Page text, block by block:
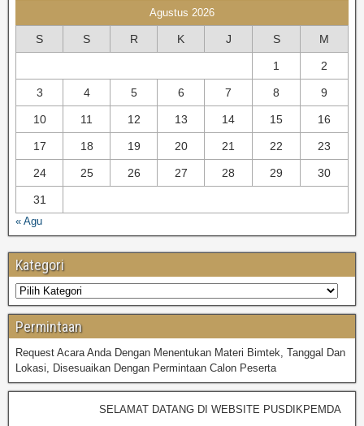
BIMTEK KEPENDUDUKAN & CATATAN SIPIL
BIMTEK TATA RUANG
Agustus 2026
S S R K J S M
1 2
3 4 5 6 7 8 9
10 11 12 13 14 15 16
17 18 19 20 21 22 23
24 25 26 27 28 29 30
31
« Agu
Kategori
Permintaan
Request Acara Anda Dengan Menentukan Materi Bimtek, Tanggal Dan
Lokasi, Disesuaikan Dengan Permintaan Calon Peserta
SELAMAT DATANG DI WEBSITE PUSDIKPEMDA